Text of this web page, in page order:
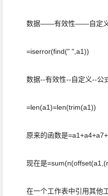
数据——有效性——自定
=iserror(find(" ",a1))
数据--有效性--自定义--公
=len(a1)=len(trim(a1))
原来的函数是
现在是
在一个工作表中引用其他